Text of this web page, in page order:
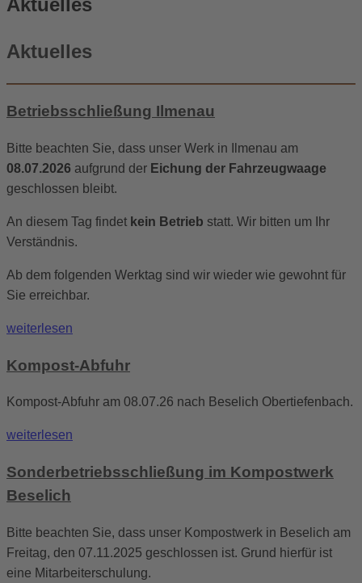
Aktuelles
Betriebsschließung Ilmenau
Bitte beachten Sie, dass unser Werk in Ilmenau am
08.07.2026 aufgrund der Eichung der Fahrzeugwaage
geschlossen bleibt.
An diesem Tag findet kein Betrieb statt. Wir bitten um Ihr
Verständnis.
Ab dem folgenden Werktag sind wir wieder wie gewohnt für
Sie erreichbar.
weiterlesen
Kompost-Abfuhr
Kompost-Abfuhr am 08.07.26 nach Beselich Obertiefenbach.
weiterlesen
Sonderbetriebsschließung im Kompostwerk
Beselich
Bitte beachten Sie, dass unser Kompostwerk in Beselich am
Freitag, den 07.11.2025 geschlossen ist. Grund hierfür ist
eine Mitarbeiterschulung.